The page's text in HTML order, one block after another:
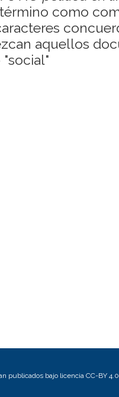
como
aquellos
publicados bajo licencia CC-BY 4.0